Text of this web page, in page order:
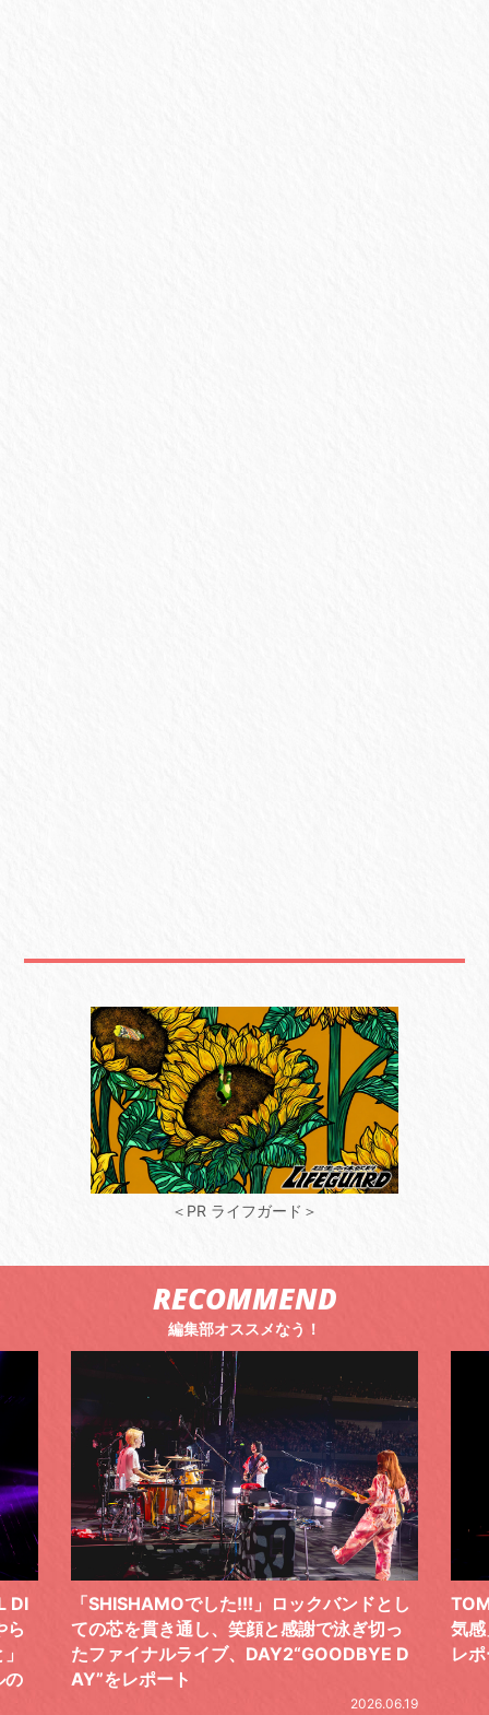
＜PR ライフガード＞
RECOMMEND
編集部オススメなう！
ロックバンドとし
感謝で泳ぎ切っ
D
TOMOO、３台の鍵盤で「6月から7
気感」を鮮やかに描いた、FC限定ラ
レポート